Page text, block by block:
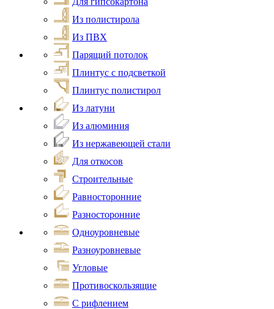
Из полистирола
Из ПВХ
Парящий потолок
Плинтус с подсветкой
Плинтус полистирол
Из латуни
Из алюминия
Из нержавеющей стали
Для откосов
Строительные
Равносторонние
Разносторонние
Одноуровневые
Разноуровневые
Угловые
Противоскользящие
С рифлением